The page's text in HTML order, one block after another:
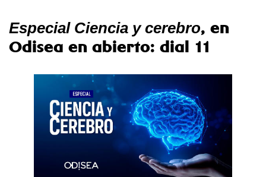
Especial Ciencia y cerebro, en
Odisea en abierto: dial 11